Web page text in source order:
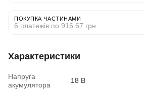
ПОКУПКА ЧАСТИНАМИ
6 платежів по 916.67 грн
Характеристики
Напруга
акумулятора
18 В